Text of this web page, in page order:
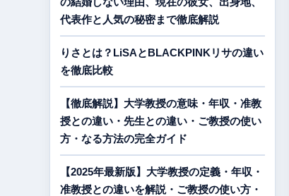
代表作と人気の秘密まで徹底解説
りさとは？LiSAとBLACKPINKリサの違い
を徹底比較
【徹底解説】大学教授の意味・年収・准教
授との違い・先生との違い・ご教授の使い
方・なる方法の完全ガイド
【2025年最新版】大学教授の定義・年収・
准教授との違いを解説・ご教授の使い方・